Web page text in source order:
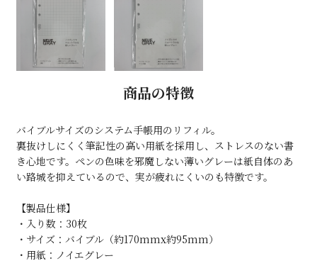
商品の特徴
バイブルサイズのシステム手帳用のリフィル。
裏抜けしにくく筆記性の高い用紙を採用し、ストレスのない書
き心地です。ペンの色味を邪魔しない薄いグレーは紙自体のあ
い路城を抑えているので、実が疲れにくいのも特徴です。
【製品仕様】
・入り数：30枚
・サイズ：バイブル（約170mmx約95mm）
・用紙：ノイエグレー